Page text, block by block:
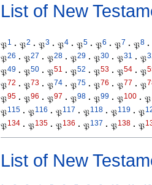
List of New
𝔓1 · 𝔓2 · 𝔓3 · 𝔓4 · 𝔓5 · 𝔓6 · 𝔓7 · 𝔓8 ·
𝔓26 · 𝔓27 · 𝔓28 · 𝔓29 · 𝔓30 · 𝔓31 · 𝔓
𝔓49 · 𝔓50 · 𝔓51 · 𝔓52 · 𝔓53 · 𝔓54 · 𝔓
𝔓72 · 𝔓73 · 𝔓74 · 𝔓75 · 𝔓76 · 𝔓77 · 𝔓
𝔓95 · 𝔓96 · 𝔓97 · 𝔓98 · 𝔓99 · 𝔓100 · 𝔓
𝔓115 · 𝔓116 · 𝔓117 · 𝔓118 · 𝔓119 · 𝔓
𝔓134 · 𝔓135 · 𝔓136 · 𝔓137 · 𝔓138 · 𝔓
List of New